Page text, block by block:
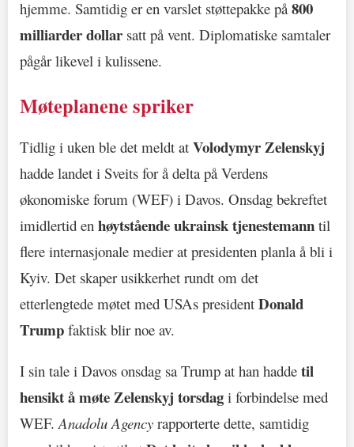
hjemme. Samtidig er en varslet støttepakke på800
milliarder dollar satt på vent. Diplomatiske samtaler
pågår likevel i kulissene.
Møteplanene spriker
Tidlig i uken ble det meldt at Volodymyr Zelenskyj
hadde landet i Sveits for å delta på Verdens
økonomiske forum (WEF) i Davos. Onsdag bekreftet
imidlertid en høytstående ukrainsk tjenestemann til
flere internasjonale medier at presidenten planla å bli i
Kyiv. Det skaper usikkerhet rundt om det
etterlengtede møtet med USAs president Donald
Trump faktisk blir noe av.
I sin tale i Davos onsdag sa Trump at han hadde til
hensikt å møte Zelenskyj torsdag i forbindelse med
WEF.Anadolu Agency rapporterte dette, samtidig